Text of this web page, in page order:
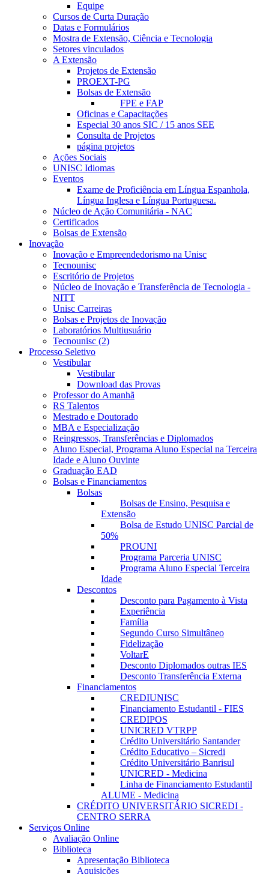
Equipe
Cursos de Curta Duração
Datas e Formulários
Mostra de Extensão, Ciência e Tecnologia
Setores vinculados
A Extensão
Projetos de Extensão
PROEXT-PG
Bolsas de Extensão
FPE e FAP
Oficinas e Capacitações
Especial 30 anos SIC / 15 anos SEE
Consulta de Projetos
página projetos
Ações Sociais
UNISC Idiomas
Eventos
Exame de Proficiência em Língua Espanhola,
Língua Inglesa e Língua Portuguesa.
Núcleo de Ação Comunitária - NAC
Certificados
Bolsas de Extensão
Inovação
Inovação e Empreendedorismo na Unisc
Tecnounisc
Escritório de Projetos
Núcleo de Inovação e Transferência de Tecnologia -
NITT
Unisc Carreiras
Bolsas e Projetos de Inovação
Laboratórios Multiusuário
Tecnounisc (2)
Processo Seletivo
Vestibular
Vestibular
Download das Provas
Professor do Amanhã
RS Talentos
Mestrado e Doutorado
MBA e Especialização
Reingressos, Transferências e Diplomados
Aluno Especial, Programa Aluno Especial na Terceira
Idade e Aluno Ouvinte
Graduação EAD
Bolsas e Financiamentos
Bolsas
Bolsas de Ensino, Pesquisa e
Extensão
Bolsa de Estudo UNISC Parcial de
50%
PROUNI
Programa Parceria UNISC
Programa Aluno Especial Terceira
Idade
Descontos
Desconto para Pagamento à Vista
Experiência
Família
Segundo Curso Simultâneo
Fidelização
VoltarE
Desconto Diplomados outras IES
Desconto Transferência Externa
Financiamentos
CREDIUNISC
Financiamento Estudantil - FIES
CREDIPOS
UNICRED VTRPP
Crédito Universitário Santander
Crédito Educativo – Sicredi
Crédito Universitário Banrisul
UNICRED - Medicina
Linha de Financiamento Estudantil
ALUME - Medicina
CRÉDITO UNIVERSITÁRIO SICREDI -
CENTRO SERRA
Serviços Online
Avaliação Online
Biblioteca
Apresentação Biblioteca
Aquisições